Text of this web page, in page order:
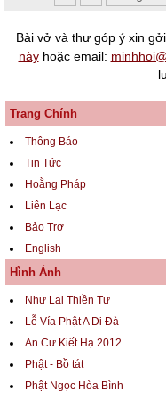
Bài vở và thư góp ý xin
nàyhoặc email:
Trang Chính
Thông Báo
Tin Tức
Hoằng Pháp
Liên Lạc
Bảo Trợ
English
Hình Ảnh
Như Lai Thiền Tự
Lễ Vía Phật A Di Đà
An Cư Kiết Hạ 2012
Phật - Bồ tát
Phật Ngọc Hòa Bình